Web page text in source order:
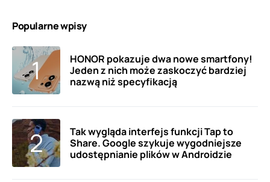
Popularne wpisy
HONOR pokazuje dwa nowe smartfony!
Jeden z nich może zaskoczyć bardziej
nazwą niż specyfikacją
Tak wygląda interfejs funkcji Tap to
Share. Google szykuje wygodniejsze
udostępnianie plików w Androidzie